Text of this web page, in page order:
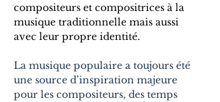
compositeurs et compositrices à la
musique traditionnelle mais aussi
avec leur propre identité.
La musique populaire a toujours été
une source d’inspiration majeure
pour les compositeurs, des temps